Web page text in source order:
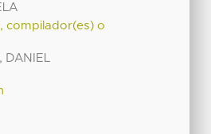
compilador(es) o
DANIEL